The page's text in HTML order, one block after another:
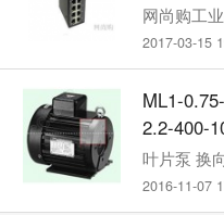
网尚购工
2017-03-15
ML1-
2.2-400-
电动机
叶片泵 换
2016-11-07